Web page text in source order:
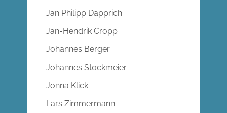
Jan Philipp Dapprich
Jan-Hendrik Cropp
Johannes Berger
Johannes Stockmeier
Jonna Klick
Lars Zimmermann